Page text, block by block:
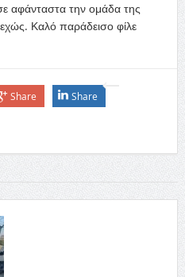
αφάνταστα την ομάδα της
Καλό παράδεισο φίλε
Share Share